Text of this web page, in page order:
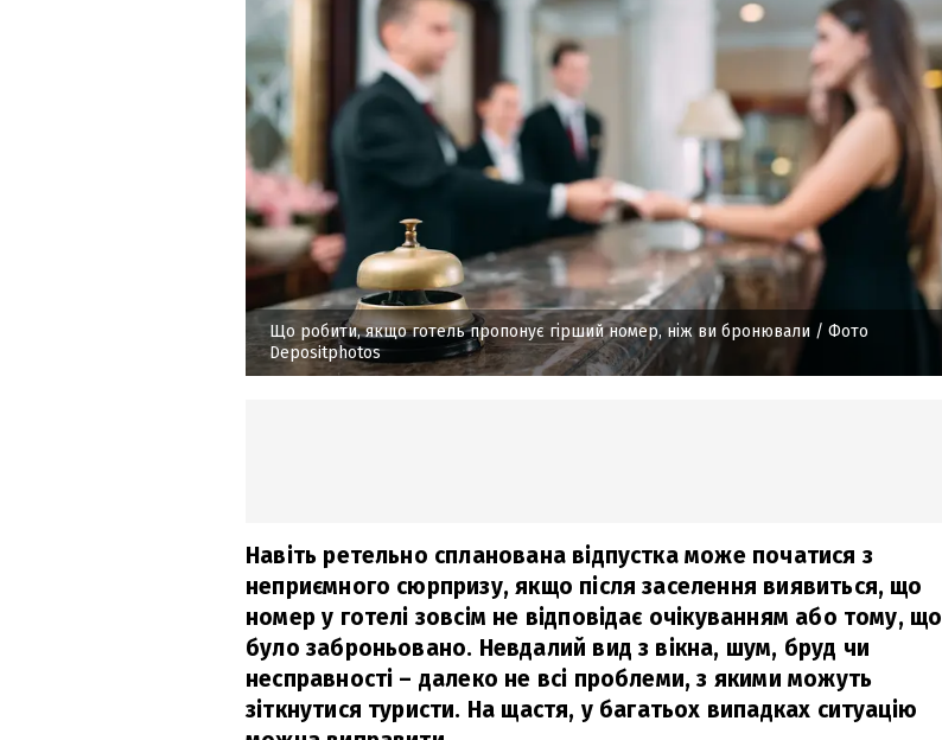
Що робити, якщо готель пропонує гірший номер, ніж ви бронювали / Фото
Depositphotos
Навіть ретельно спланована відпустка може початися з
неприємного сюрпризу, якщо після заселення виявиться, що
номер у готелі зовсім не відповідає очікуванням або тому, що
було заброньовано. Невдалий вид з вікна, шум, бруд чи
несправності – далеко не всі проблеми, з якими можуть
зіткнутися туристи. На щастя, у багатьох випадках ситуацію